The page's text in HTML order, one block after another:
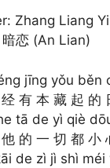
Zhang Liang
恋 (An Lian)
jīng yǒu běn
有 本 藏 起 的
tā de yì qiè
的 一 切 都 小
de zì jì shì